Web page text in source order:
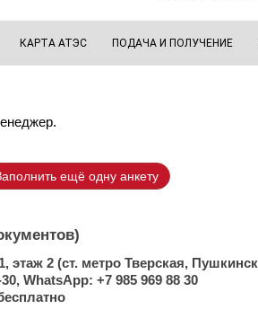
КАРТА АТЭС ПОДАЧА И ПОЛУЧЕНИЕ
ещё одну анкету
этаж 2 (ст. метро Тверская,
WhatsApp: +7 985 969 88 30